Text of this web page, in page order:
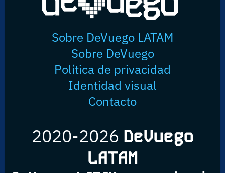
Sobre DeVuego LATAM
Sobre DeVuego
Política de privacidad
Identidad visual
Contacto
2020-2026 DeVuego
LATAM